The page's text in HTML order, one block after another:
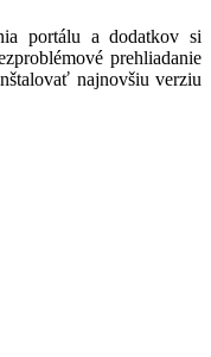
portálu a dodatkov si
prehliadanie
najnovšiu verziu